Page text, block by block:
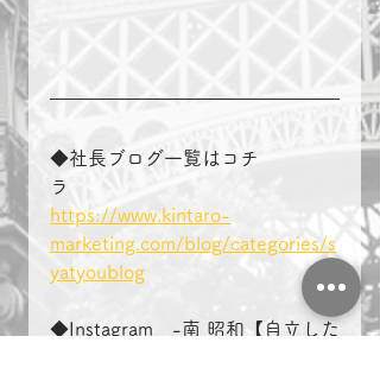
◆社長ブログ一覧はコチ
ラ
https://www.kintaro-
marketing.com/blog/categories/s
yatyoublog
◆Instagram　-南 昭和【自立した